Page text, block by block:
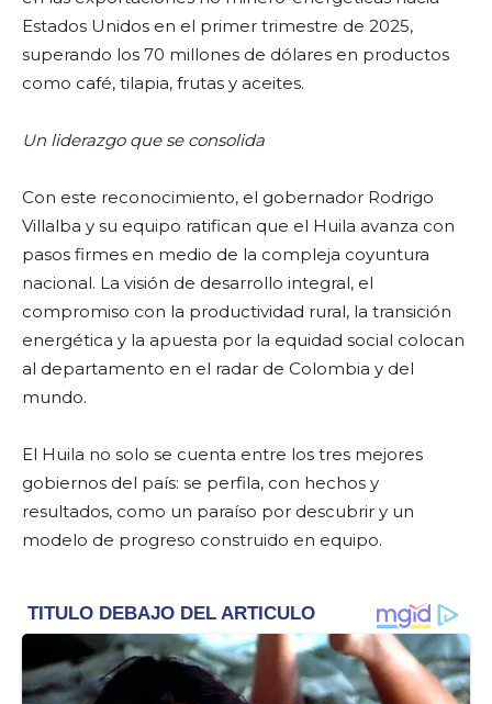
Estados Unidos en el primer trimestre de 2025,
superando los 70 millones de dólares en productos
como café, tilapia, frutas y aceites.
Un liderazgo que se consolida
Con este reconocimiento, el gobernador Rodrigo
Villalba y su equipo ratifican que el Huila avanza con
pasos firmes en medio de la compleja coyuntura
nacional. La visión de desarrollo integral, el
compromiso con la productividad rural, la transición
energética y la apuesta por la equidad social colocan
al departamento en el radar de Colombia y del
mundo.
El Huila no solo se cuenta entre los tres mejores
gobiernos del país: se perfila, con hechos y
resultados, como un paraíso por descubrir y un
modelo de progreso construido en equipo.